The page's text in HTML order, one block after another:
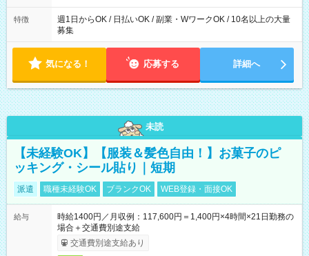
特徴
週1日からOK / 日払いOK / 副業・WワークOK / 10名以上の大量
募集
気になる！ 応募する 詳細へ
未読
【未経験OK】【服装＆髪色自由！】お菓子のピ
ッキング・シール貼り｜短期
派遣 職種未経験OK ブランクOK WEB登録・面接OK
給与
時給1400円／月収例：117,600円＝1,400円×4時間×21日勤務の
場合＋交通費別途支給
交通費別途支給あり